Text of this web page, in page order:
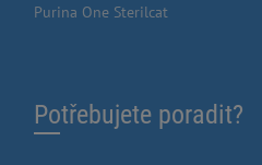
Purina One Sterilcat
Potřebujete poradit?